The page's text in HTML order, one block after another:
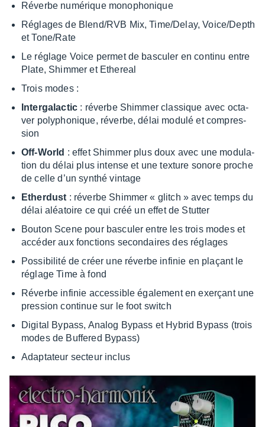
Réverbe numé­rique mono­pho­nique
Réglages de Blend/RVB Mix, Time/Delay, Voice/Depth
et Tone/Rate
Le réglage Voice permet de bascu­ler en continu entre
Plate, Shim­mer et Ethe­real
Trois modes :
Inter­ga­lac­tic : réverbe Shim­mer clas­sique avec octa­
ver poly­pho­nique, réverbe, délai modulé et compres­
sion
Off-World : effet Shim­mer plus doux avec une modu­la­
tion du délai plus intense et une texture sonore proche
de celle d’un synthé vintage
Ether­dust : réverbe Shim­mer « glitch » avec temps du
délai aléa­toire ce qui créé un effet de Stut­ter
Bouton Scene pour bascu­ler entre les trois modes et
accé­der aux fonc­tions secon­daires des réglages
Possi­bi­lité de créer une réverbe infi­nie en plaçant le
réglage Time à fond
Réverbe infi­nie acces­sible égale­ment en exerçant une
pres­sion conti­nue sur le foot switch
Digi­tal Bypass, Analog Bypass et Hybrid Bypass (trois
modes de Buffe­red Bypass)
Adap­ta­teur secteur inclus